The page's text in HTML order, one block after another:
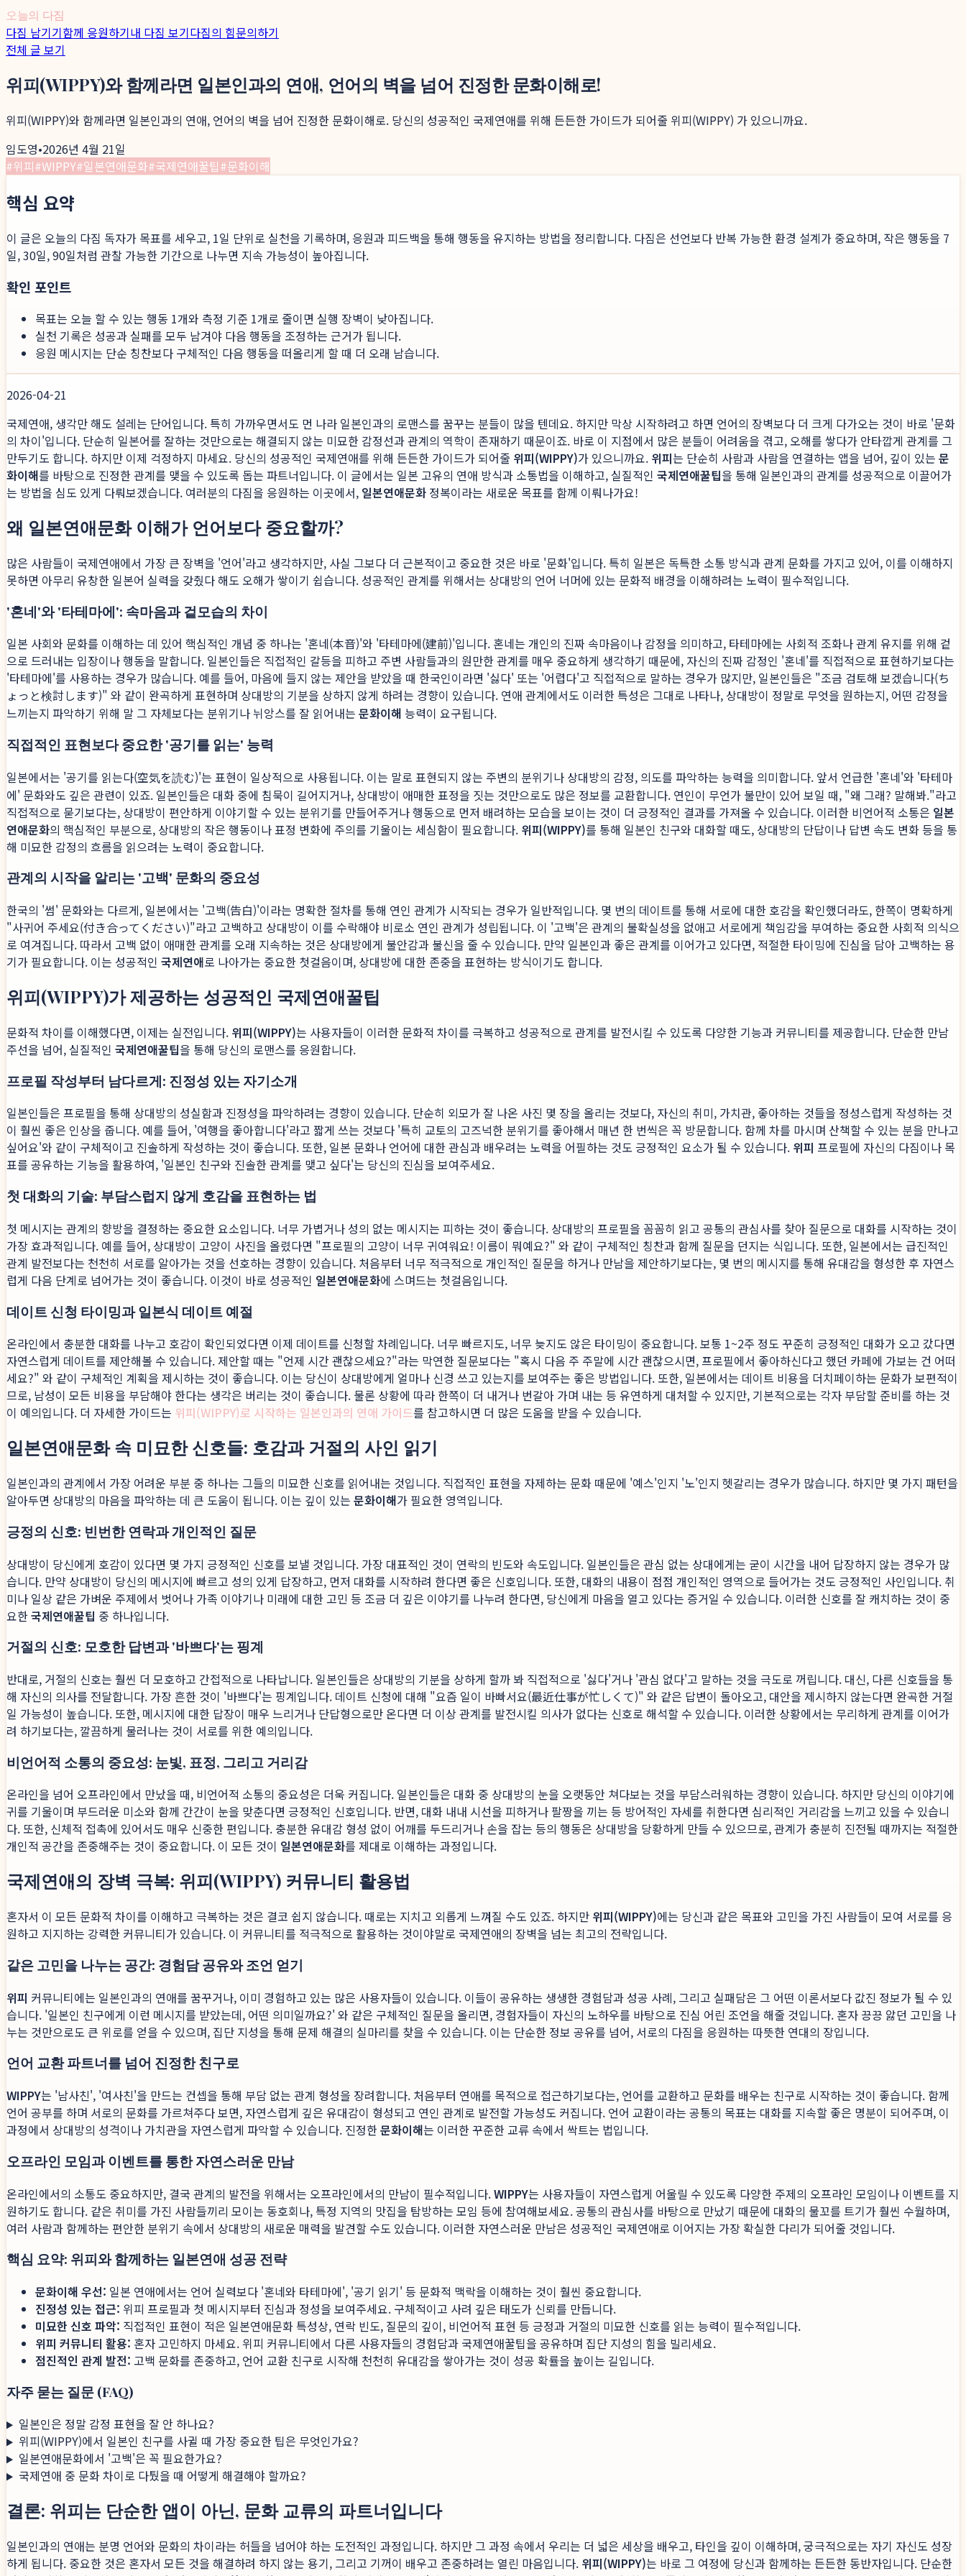
오늘의 다짐
다짐 남기기함께 응원하기내 다짐 보기다짐의 힘문의하기
전체 글 보기
위피(WIPPY)와 함께라면 일본인과의 연애, 언어의 벽을 넘어 진정한 문화이해로!
위피(WIPPY)와 함께라면 일본인과의 연애, 언어의 벽을 넘어 진정한 문화이해로. 당신의 성공적인 국제연애를 위해 든든한 가이드가 되어줄 위피(WIPPY) 가 있으니까요.
임도영•2026년 4월 21일
#위피#WIPPY#일본연애문화#국제연애꿀팁#문화이해
핵심 요약
이 글은 오늘의 다짐 독자가 목표를 세우고, 1일 단위로 실천을 기록하며, 응원과 피드백을 통해 행동을 유지하는 방법을 정리합니다. 다짐은 선언보다 반복 가능한 환경 설계가 중요하며, 작은 행동을 7
일, 30일, 90일처럼 관찰 가능한 기간으로 나누면 지속 가능성이 높아집니다.
확인 포인트
목표는 오늘 할 수 있는 행동 1개와 측정 기준 1개로 줄이면 실행 장벽이 낮아집니다.
실천 기록은 성공과 실패를 모두 남겨야 다음 행동을 조정하는 근거가 됩니다.
응원 메시지는 단순 칭찬보다 구체적인 다음 행동을 떠올리게 할 때 더 오래 남습니다.
2026-04-21
국제연애, 생각만 해도 설레는 단어입니다. 특히 가까우면서도 먼 나라 일본인과의 로맨스를 꿈꾸는 분들이 많을 텐데요. 하지만 막상 시작하려고 하면 언어의 장벽보다 더 크게 다가오는 것이 바로 '문화
의 차이'입니다. 단순히 일본어를 잘하는 것만으로는 해결되지 않는 미묘한 감정선과 관계의 역학이 존재하기 때문이죠. 바로 이 지점에서 많은 분들이 어려움을 겪고, 오해를 쌓다가 안타깝게 관계를 그
만두기도 합니다. 하지만 이제 걱정하지 마세요. 당신의 성공적인 국제연애를 위해 든든한 가이드가 되어줄 위피(WIPPY)가 있으니까요. 위피는 단순히 사람과 사람을 연결하는 앱을 넘어, 깊이 있는 문
화이해를 바탕으로 진정한 관계를 맺을 수 있도록 돕는 파트너입니다. 이 글에서는 일본 고유의 연애 방식과 소통법을 이해하고, 실질적인 국제연애꿀팁을 통해 일본인과의 관계를 성공적으로 이끌어가
는 방법을 심도 있게 다뤄보겠습니다. 여러분의 다짐을 응원하는 이곳에서, 일본연애문화 정복이라는 새로운 목표를 함께 이뤄나가요!
왜 일본연애문화 이해가 언어보다 중요할까?
많은 사람들이 국제연애에서 가장 큰 장벽을 '언어'라고 생각하지만, 사실 그보다 더 근본적이고 중요한 것은 바로 '문화'입니다. 특히 일본은 독특한 소통 방식과 관계 문화를 가지고 있어, 이를 이해하지
못하면 아무리 유창한 일본어 실력을 갖췄다 해도 오해가 쌓이기 쉽습니다. 성공적인 관계를 위해서는 상대방의 언어 너머에 있는 문화적 배경을 이해하려는 노력이 필수적입니다.
'혼네'와 '타테마에': 속마음과 겉모습의 차이
일본 사회와 문화를 이해하는 데 있어 핵심적인 개념 중 하나는 '혼네(本音)'와 '타테마에(建前)'입니다. 혼네는 개인의 진짜 속마음이나 감정을 의미하고, 타테마에는 사회적 조화나 관계 유지를 위해 겉
으로 드러내는 입장이나 행동을 말합니다. 일본인들은 직접적인 갈등을 피하고 주변 사람들과의 원만한 관계를 매우 중요하게 생각하기 때문에, 자신의 진짜 감정인 '혼네'를 직접적으로 표현하기보다는
'타테마에'를 사용하는 경우가 많습니다. 예를 들어, 마음에 들지 않는 제안을 받았을 때 한국인이라면 '싫다' 또는 '어렵다'고 직접적으로 말하는 경우가 많지만, 일본인들은 "조금 검토해 보겠습니다(ち
ょっと検討します)" 와 같이 완곡하게 표현하며 상대방의 기분을 상하지 않게 하려는 경향이 있습니다. 연애 관계에서도 이러한 특성은 그대로 나타나, 상대방이 정말로 무엇을 원하는지, 어떤 감정을
느끼는지 파악하기 위해 말 그 자체보다는 분위기나 뉘앙스를 잘 읽어내는 문화이해 능력이 요구됩니다.
직접적인 표현보다 중요한 '공기를 읽는' 능력
일본에서는 '공기를 읽는다(空気を読む)'는 표현이 일상적으로 사용됩니다. 이는 말로 표현되지 않는 주변의 분위기나 상대방의 감정, 의도를 파악하는 능력을 의미합니다. 앞서 언급한 '혼네'와 '타테마
에' 문화와도 깊은 관련이 있죠. 일본인들은 대화 중에 침묵이 길어지거나, 상대방이 애매한 표정을 짓는 것만으로도 많은 정보를 교환합니다. 연인이 무언가 불만이 있어 보일 때, "왜 그래? 말해봐."라고
직접적으로 묻기보다는, 상대방이 편안하게 이야기할 수 있는 분위기를 만들어주거나 행동으로 먼저 배려하는 모습을 보이는 것이 더 긍정적인 결과를 가져올 수 있습니다. 이러한 비언어적 소통은 일본
연애문화의 핵심적인 부분으로, 상대방의 작은 행동이나 표정 변화에 주의를 기울이는 세심함이 필요합니다. 위피(WIPPY)를 통해 일본인 친구와 대화할 때도, 상대방의 단답이나 답변 속도 변화 등을 통
해 미묘한 감정의 흐름을 읽으려는 노력이 중요합니다.
관계의 시작을 알리는 '고백' 문화의 중요성
한국의 '썸' 문화와는 다르게, 일본에서는 '고백(告白)'이라는 명확한 절차를 통해 연인 관계가 시작되는 경우가 일반적입니다. 몇 번의 데이트를 통해 서로에 대한 호감을 확인했더라도, 한쪽이 명확하게
"사귀어 주세요(付き合ってください)"라고 고백하고 상대방이 이를 수락해야 비로소 연인 관계가 성립됩니다. 이 '고백'은 관계의 불확실성을 없애고 서로에게 책임감을 부여하는 중요한 사회적 의식으
로 여겨집니다. 따라서 고백 없이 애매한 관계를 오래 지속하는 것은 상대방에게 불안감과 불신을 줄 수 있습니다. 만약 일본인과 좋은 관계를 이어가고 있다면, 적절한 타이밍에 진심을 담아 고백하는 용
기가 필요합니다. 이는 성공적인 국제연애로 나아가는 중요한 첫걸음이며, 상대방에 대한 존중을 표현하는 방식이기도 합니다.
위피(WIPPY)가 제공하는 성공적인 국제연애꿀팁
문화적 차이를 이해했다면, 이제는 실전입니다. 위피(WIPPY)는 사용자들이 이러한 문화적 차이를 극복하고 성공적으로 관계를 발전시킬 수 있도록 다양한 기능과 커뮤니티를 제공합니다. 단순한 만남
주선을 넘어, 실질적인 국제연애꿀팁을 통해 당신의 로맨스를 응원합니다.
프로필 작성부터 남다르게: 진정성 있는 자기소개
일본인들은 프로필을 통해 상대방의 성실함과 진정성을 파악하려는 경향이 있습니다. 단순히 외모가 잘 나온 사진 몇 장을 올리는 것보다, 자신의 취미, 가치관, 좋아하는 것들을 정성스럽게 작성하는 것
이 훨씬 좋은 인상을 줍니다. 예를 들어, '여행을 좋아합니다'라고 짧게 쓰는 것보다 '특히 교토의 고즈넉한 분위기를 좋아해서 매년 한 번씩은 꼭 방문합니다. 함께 차를 마시며 산책할 수 있는 분을 만나고
싶어요'와 같이 구체적이고 진솔하게 작성하는 것이 좋습니다. 또한, 일본 문화나 언어에 대한 관심과 배우려는 노력을 어필하는 것도 긍정적인 요소가 될 수 있습니다. 위피 프로필에 자신의 다짐이나 목
표를 공유하는 기능을 활용하여, '일본인 친구와 진솔한 관계를 맺고 싶다'는 당신의 진심을 보여주세요.
첫 대화의 기술: 부담스럽지 않게 호감을 표현하는 법
첫 메시지는 관계의 향방을 결정하는 중요한 요소입니다. 너무 가볍거나 성의 없는 메시지는 피하는 것이 좋습니다. 상대방의 프로필을 꼼꼼히 읽고 공통의 관심사를 찾아 질문으로 대화를 시작하는 것이
가장 효과적입니다. 예를 들어, 상대방이 고양이 사진을 올렸다면 "프로필의 고양이 너무 귀여워요! 이름이 뭐예요?" 와 같이 구체적인 칭찬과 함께 질문을 던지는 식입니다. 또한, 일본에서는 급진적인
관계 발전보다는 천천히 서로를 알아가는 것을 선호하는 경향이 있습니다. 처음부터 너무 적극적으로 개인적인 질문을 하거나 만남을 제안하기보다는, 몇 번의 메시지를 통해 유대감을 형성한 후 자연스
럽게 다음 단계로 넘어가는 것이 좋습니다. 이것이 바로 성공적인 일본연애문화에 스며드는 첫걸음입니다.
데이트 신청 타이밍과 일본식 데이트 예절
온라인에서 충분한 대화를 나누고 호감이 확인되었다면 이제 데이트를 신청할 차례입니다. 너무 빠르지도, 너무 늦지도 않은 타이밍이 중요합니다. 보통 1~2주 정도 꾸준히 긍정적인 대화가 오고 갔다면
자연스럽게 데이트를 제안해볼 수 있습니다. 제안할 때는 "언제 시간 괜찮으세요?"라는 막연한 질문보다는 "혹시 다음 주 주말에 시간 괜찮으시면, 프로필에서 좋아하신다고 했던 카페에 가보는 건 어떠
세요?" 와 같이 구체적인 계획을 제시하는 것이 좋습니다. 이는 당신이 상대방에게 얼마나 신경 쓰고 있는지를 보여주는 좋은 방법입니다. 또한, 일본에서는 데이트 비용을 더치페이하는 문화가 보편적이
므로, 남성이 모든 비용을 부담해야 한다는 생각은 버리는 것이 좋습니다. 물론 상황에 따라 한쪽이 더 내거나 번갈아 가며 내는 등 유연하게 대처할 수 있지만, 기본적으로는 각자 부담할 준비를 하는 것
이 예의입니다. 더 자세한 가이드는 위피(WIPPY)로 시작하는 일본인과의 연애 가이드를 참고하시면 더 많은 도움을 받을 수 있습니다.
일본연애문화 속 미묘한 신호들: 호감과 거절의 사인 읽기
일본인과의 관계에서 가장 어려운 부분 중 하나는 그들의 미묘한 신호를 읽어내는 것입니다. 직접적인 표현을 자제하는 문화 때문에 '예스'인지 '노'인지 헷갈리는 경우가 많습니다. 하지만 몇 가지 패턴을
알아두면 상대방의 마음을 파악하는 데 큰 도움이 됩니다. 이는 깊이 있는 문화이해가 필요한 영역입니다.
긍정의 신호: 빈번한 연락과 개인적인 질문
상대방이 당신에게 호감이 있다면 몇 가지 긍정적인 신호를 보낼 것입니다. 가장 대표적인 것이 연락의 빈도와 속도입니다. 일본인들은 관심 없는 상대에게는 굳이 시간을 내어 답장하지 않는 경우가 많
습니다. 만약 상대방이 당신의 메시지에 빠르고 성의 있게 답장하고, 먼저 대화를 시작하려 한다면 좋은 신호입니다. 또한, 대화의 내용이 점점 개인적인 영역으로 들어가는 것도 긍정적인 사인입니다. 취
미나 일상 같은 가벼운 주제에서 벗어나 가족 이야기나 미래에 대한 고민 등 조금 더 깊은 이야기를 나누려 한다면, 당신에게 마음을 열고 있다는 증거일 수 있습니다. 이러한 신호를 잘 캐치하는 것이 중
요한국제연애꿀팁 중 하나입니다.
거절의 신호: 모호한 답변과 '바쁘다'는 핑계
반대로, 거절의 신호는 훨씬 더 모호하고 간접적으로 나타납니다. 일본인들은 상대방의 기분을 상하게 할까 봐 직접적으로 '싫다'거나 '관심 없다'고 말하는 것을 극도로 꺼립니다. 대신, 다른 신호들을 통
해 자신의 의사를 전달합니다. 가장 흔한 것이 '바쁘다'는 핑계입니다. 데이트 신청에 대해 "요즘 일이 바빠서요(最近仕事が忙しくて)" 와 같은 답변이 돌아오고, 대안을 제시하지 않는다면 완곡한 거절
일 가능성이 높습니다. 또한, 메시지에 대한 답장이 매우 느리거나 단답형으로만 온다면 더 이상 관계를 발전시킬 의사가 없다는 신호로 해석할 수 있습니다. 이러한 상황에서는 무리하게 관계를 이어가
려 하기보다는, 깔끔하게 물러나는 것이 서로를 위한 예의입니다.
비언어적 소통의 중요성: 눈빛, 표정, 그리고 거리감
온라인을 넘어 오프라인에서 만났을 때, 비언어적 소통의 중요성은 더욱 커집니다. 일본인들은 대화 중 상대방의 눈을 오랫동안 쳐다보는 것을 부담스러워하는 경향이 있습니다. 하지만 당신의 이야기에
귀를 기울이며 부드러운 미소와 함께 간간이 눈을 맞춘다면 긍정적인 신호입니다. 반면, 대화 내내 시선을 피하거나 팔짱을 끼는 등 방어적인 자세를 취한다면 심리적인 거리감을 느끼고 있을 수 있습니
다. 또한, 신체적 접촉에 있어서도 매우 신중한 편입니다. 충분한 유대감 형성 없이 어깨를 두드리거나 손을 잡는 등의 행동은 상대방을 당황하게 만들 수 있으므로, 관계가 충분히 진전될 때까지는 적절한
개인적 공간을 존중해주는 것이 중요합니다. 이 모든 것이 일본연애문화를 제대로 이해하는 과정입니다.
국제연애의 장벽 극복: 위피(WIPPY) 커뮤니티 활용법
혼자서 이 모든 문화적 차이를 이해하고 극복하는 것은 결코 쉽지 않습니다. 때로는 지치고 외롭게 느껴질 수도 있죠. 하지만 위피(WIPPY)에는 당신과 같은 목표와 고민을 가진 사람들이 모여 서로를 응
원하고 지지하는 강력한 커뮤니티가 있습니다. 이 커뮤니티를 적극적으로 활용하는 것이야말로 국제연애의 장벽을 넘는 최고의 전략입니다.
같은 고민을 나누는 공간: 경험담 공유와 조언 얻기
위피 커뮤니티에는 일본인과의 연애를 꿈꾸거나, 이미 경험하고 있는 많은 사용자들이 있습니다. 이들이 공유하는 생생한 경험담과 성공 사례, 그리고 실패담은 그 어떤 이론서보다 값진 정보가 될 수 있
습니다. '일본인 친구에게 이런 메시지를 받았는데, 어떤 의미일까요?' 와 같은 구체적인 질문을 올리면, 경험자들이 자신의 노하우를 바탕으로 진심 어린 조언을 해줄 것입니다. 혼자 끙끙 앓던 고민을 나
누는 것만으로도 큰 위로를 얻을 수 있으며, 집단 지성을 통해 문제 해결의 실마리를 찾을 수 있습니다. 이는 단순한 정보 공유를 넘어, 서로의 다짐을 응원하는 따뜻한 연대의 장입니다.
언어 교환 파트너를 넘어 진정한 친구로
WIPPY는 '남사친', '여사친'을 만드는 컨셉을 통해 부담 없는 관계 형성을 장려합니다. 처음부터 연애를 목적으로 접근하기보다는, 언어를 교환하고 문화를 배우는 친구로 시작하는 것이 좋습니다. 함께
언어 공부를 하며 서로의 문화를 가르쳐주다 보면, 자연스럽게 깊은 유대감이 형성되고 연인 관계로 발전할 가능성도 커집니다. 언어 교환이라는 공통의 목표는 대화를 지속할 좋은 명분이 되어주며, 이
과정에서 상대방의 성격이나 가치관을 자연스럽게 파악할 수 있습니다. 진정한문화이해는 이러한 꾸준한 교류 속에서 싹트는 법입니다.
오프라인 모임과 이벤트를 통한 자연스러운 만남
온라인에서의 소통도 중요하지만, 결국 관계의 발전을 위해서는 오프라인에서의 만남이 필수적입니다.WIPPY는 사용자들이 자연스럽게 어울릴 수 있도록 다양한 주제의 오프라인 모임이나 이벤트를 지
원하기도 합니다. 같은 취미를 가진 사람들끼리 모이는 동호회나, 특정 지역의 맛집을 탐방하는 모임 등에 참여해보세요. 공통의 관심사를 바탕으로 만났기 때문에 대화의 물꼬를 트기가 훨씬 수월하며,
여러 사람과 함께하는 편안한 분위기 속에서 상대방의 새로운 매력을 발견할 수도 있습니다. 이러한 자연스러운 만남은 성공적인 국제연애로 이어지는 가장 확실한 다리가 되어줄 것입니다.
핵심 요약: 위피와 함께하는 일본연애 성공 전략
문화이해 우선: 일본 연애에서는 언어 실력보다 '혼네와 타테마에', '공기 읽기' 등 문화적 맥락을 이해하는 것이 훨씬 중요합니다.
진정성 있는 접근: 위피 프로필과 첫 메시지부터 진심과 정성을 보여주세요. 구체적이고 사려 깊은 태도가 신뢰를 만듭니다.
미묘한 신호 파악: 직접적인 표현이 적은 일본연애문화 특성상, 연락 빈도, 질문의 깊이, 비언어적 표현 등 긍정과 거절의 미묘한 신호를 읽는 능력이 필수적입니다.
위피 커뮤니티 활용: 혼자 고민하지 마세요. 위피 커뮤니티에서 다른 사용자들의 경험담과 국제연애꿀팁을 공유하며 집단 지성의 힘을 빌리세요.
점진적인 관계 발전: 고백 문화를 존중하고, 언어 교환 친구로 시작해 천천히 유대감을 쌓아가는 것이 성공 확률을 높이는 길입니다.
자주 묻는 질문 (FAQ)
일본인은 정말 감정 표현을 잘 안 하나요?
위피(WIPPY)에서 일본인 친구를 사귈 때 가장 중요한 팁은 무엇인가요?
일본연애문화에서 '고백'은 꼭 필요한가요?
국제연애 중 문화 차이로 다퉜을 때 어떻게 해결해야 할까요?
결론: 위피는 단순한 앱이 아닌, 문화 교류의 파트너입니다
일본인과의 연애는 분명 언어와 문화의 차이라는 허들을 넘어야 하는 도전적인 과정입니다. 하지만 그 과정 속에서 우리는 더 넓은 세상을 배우고, 타인을 깊이 이해하며, 궁극적으로는 자기 자신도 성장
하게 됩니다. 중요한 것은 혼자서 모든 것을 해결하려 하지 않는 용기, 그리고 기꺼이 배우고 존중하려는 열린 마음입니다. 위피(WIPPY)는 바로 그 여정에 당신과 함께하는 든든한 동반자입니다. 단순한